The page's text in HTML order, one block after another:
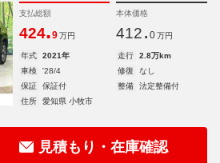
支払総額
424.9 万円
本体価格
412. 0 万円
年式 2021年 走行
2.8万km
車検
'28/4 修復
なし
保証
保証付 整備
法定整備付
住所
愛知県 小牧市
見積もり・在庫確認